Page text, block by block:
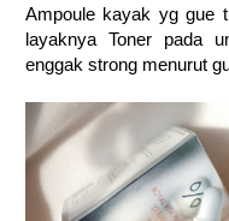
Ampoule kayak yg gue
layaknya Toner pada
enggak strong menurut